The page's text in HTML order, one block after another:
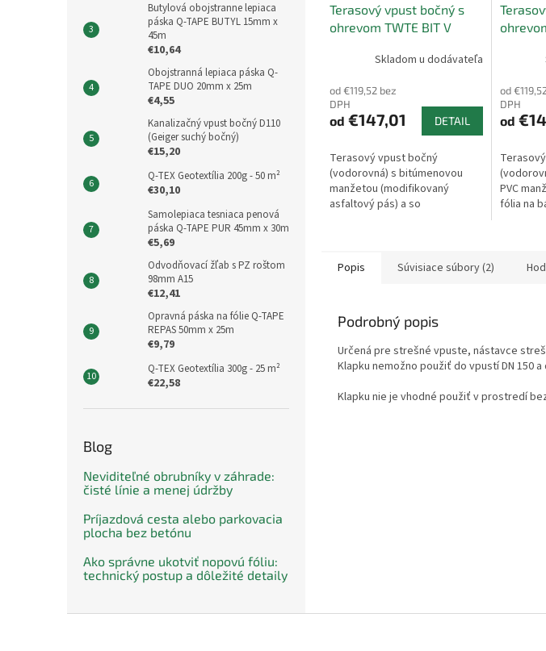
Butylová obojstranne lepiaca
páska Q-TAPE BUTYL 15mm x
45m
€10,64
Obojstranná lepiaca páska Q-
TAPE DUO 20mm x 25m
€4,55
Kanalizačný vpust bočný D110
(Geiger suchý bočný)
€15,20
Q-TEX Geotextília 200g - 50 m²
€30,10
Samolepiaca tesniaca penová
páska Q-TAPE PUR 45mm x 30m
€5,69
Odvodňovací žľab s PZ roštom
98mm A15
€12,41
Opravná páska na fólie Q-TAPE
REPAS 50mm x 25m
€9,79
Q-TEX Geotextília 300g - 25 m²
€22,58
Blog
Neviditeľné obrubníky v záhrade:
čisté línie a menej údržby
Príjazdová cesta alebo parkovacia
plocha bez betónu
Ako správne ukotviť nopovú fóliu:
technický postup a dôležité detaily
Terasový vpust bočný s
ohrevom TWTE BIT V
Skladom u dodávateľa
od €119,52 bez
DPH
od €147,01 DETAIL
Terasový vpust bočný
(vodorovná) s bitúmenovou
manžetou (modifikovaný
asfaltový pás) a so
od
DPH
od
PVC
fólia na
Popis Súvisiace súbory (2)
Podrobný popis
Určená pre strešné vpuste, nástavce
Klapku nemožno použiť do vpustí DN 150
Klapku nie je vhodné použiť v prostredí